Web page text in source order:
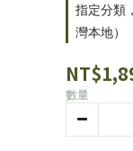
指定分類
灣本地）
數量